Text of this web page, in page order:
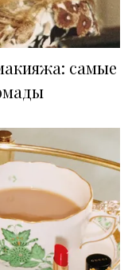
самые